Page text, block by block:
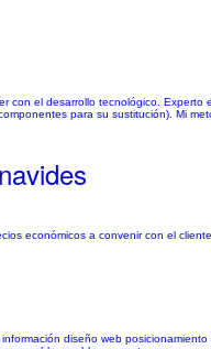
el desarrollo tecnológico.
para su sustitución). Mi
económicos a convenir con el
diseño web